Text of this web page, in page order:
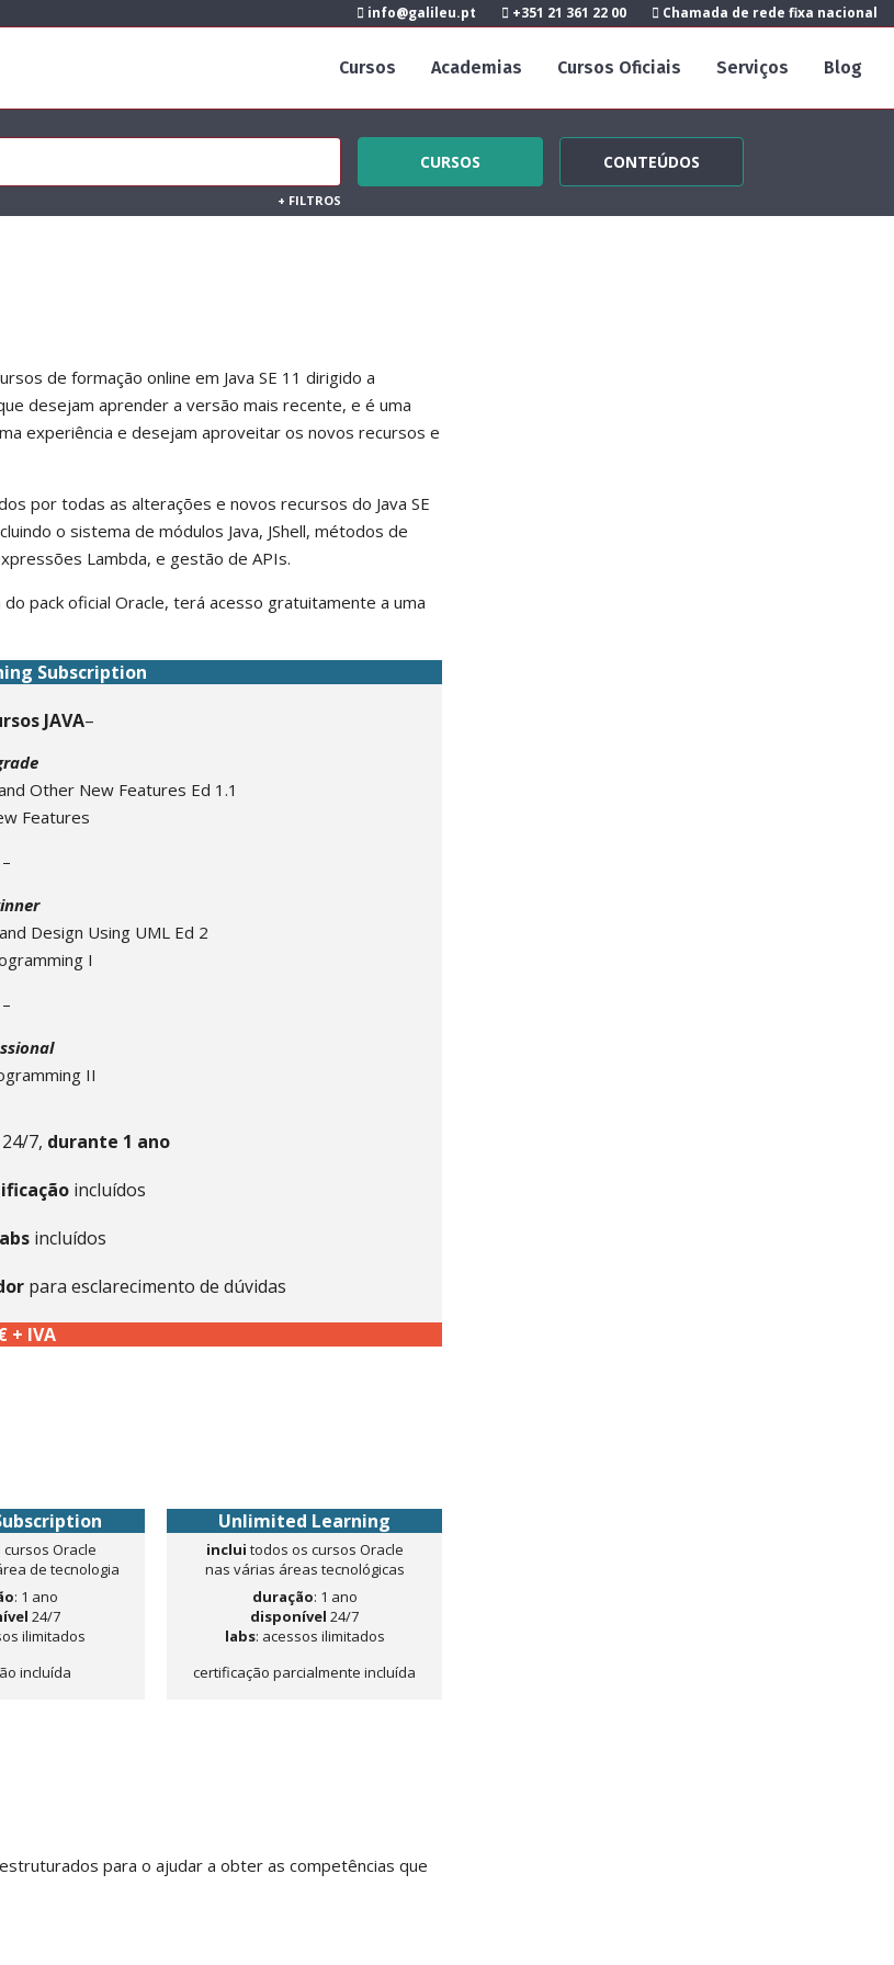
info@galileu.pt +351 21 361 22 00 Chamada de rede fixa nacional
Cursos Academias Cursos Oficiais Serviços Blog
CURSOS CONTEÚDOS
+ FILTROS
de formação online em Java SE 11 dirigido a
desejam aprender a versão mais recente, e é uma
experiência e desejam aproveitar os novos recursos e
por todas as alterações e novos recursos do Java SE
o sistema de módulos Java, JShell, métodos de
Lambda, e gestão de APIs.
pack oficial Oracle, terá acesso gratuitamente a uma
Subscription
JAVA–
Other New Features Ed 1.1
Features
–
Design Using UML Ed 2
I
–
II
7, durante 1 ano
incluídos
incluídos
para esclarecimento de dúvidas
+ IVA
Unlimited Learning
Oracle
de tecnologia
inclui todos os cursos Oracle
nas várias áreas tecnológicas
: 1 ano duração: 1 ano
24/7 disponível 24/7
ilimitados labs: acessos ilimitados
incluída certificação parcialmente incluída
para o ajudar a obter as competências que